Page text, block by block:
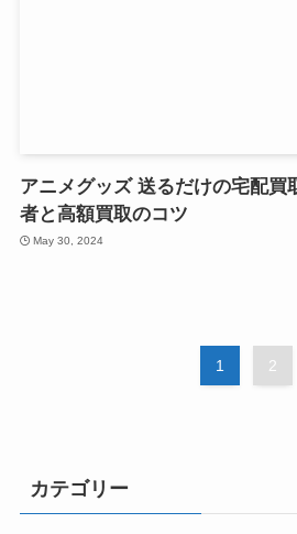
アニメグッズ 送るだけの宅配買
者と高額買取のコツ
May 30, 2024
1 2
カテゴリー